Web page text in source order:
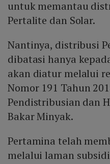
untuk memantau
Pertalite dan Solar.
Nantinya, distribusi
dibatasi hanya
akan diatur melalui
Nomor 191 Tahun
Pendistribusian dan
Bakar Minyak.
Pertamina telah
melalui laman